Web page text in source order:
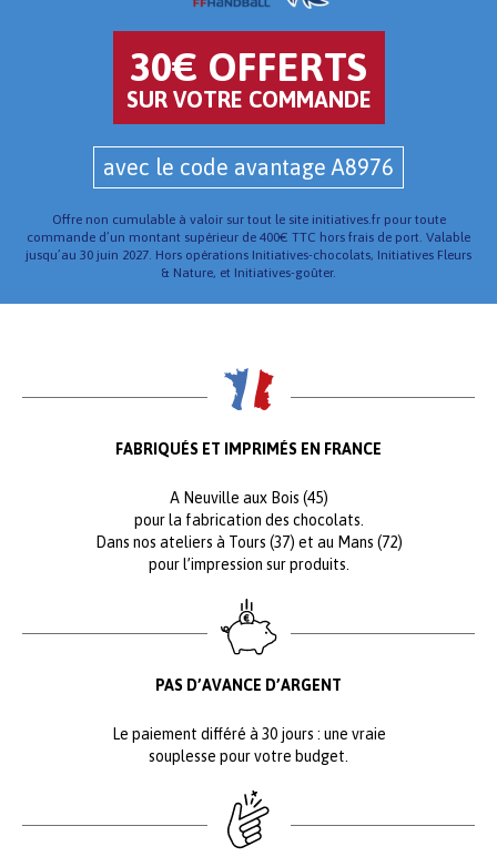
30€ OFFERTS
SUR VOTRE COMMANDE
avec le code avantage A8976
Offre non cumulable à valoir sur tout le site initiatives.fr pour toute
commande d’un montant supérieur de 400€ TTC hors frais de port. Valable
jusqu’au 30 juin 2027. Hors opérations Initiatives-chocolats, Initiatives Fleurs
& Nature, et Initiatives-goûter.
FABRIQUÉS ET IMPRIMÉS EN FRANCE
A Neuville aux Bois (45)
pour la fabrication des chocolats.
Dans nos ateliers à Tours (37) et au Mans (72)
pour l’impression sur produits.
PAS D’AVANCE D’ARGENT
Le paiement différé à 30 jours : une vraie
souplesse pour votre budget.